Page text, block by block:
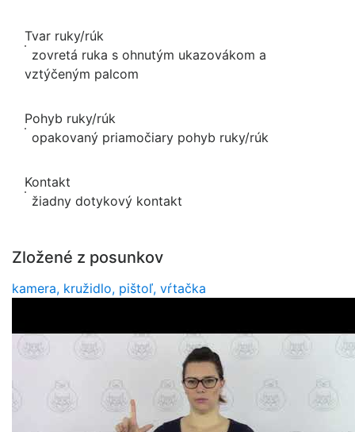
Tvar ruky/rúk
zovretá ruka s ohnutým ukazovákom a
vztýčeným palcom
Pohyb ruky/rúk
opakovaný priamočiary pohyb ruky/rúk
Kontakt
žiadny dotykový kontakt
Zložené z posunkov
kamera, kružidlo, pištoľ, vŕtačka